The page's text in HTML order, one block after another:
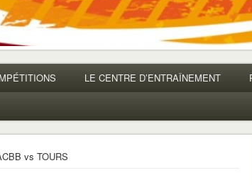
LE CENTRE D’ENTRAÎNEMENT
vs TOURS